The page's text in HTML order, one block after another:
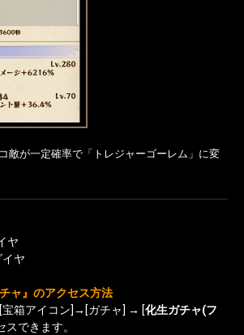
敵が一定確率で「トレジャーゴーレム」に変
ヤ
ヤ
ャ』のアクセス方法
宝箱アイコン]→[ガチャ] → [化生ガチャ(フ
スできます。